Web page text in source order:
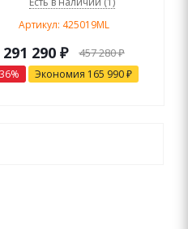
Артикул: 425019ML
291 290₽ 457 280₽
% Экономия 165 990₽